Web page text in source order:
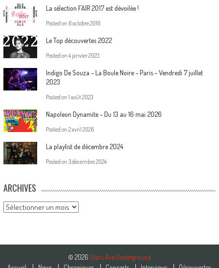
La sélection FAIR 2017 est dévoilée !
Posted on 6 octobre 2016
Le Top découvertes 2022
Posted on 4 janvier 2023
Indigo De Souza – La Boule Noire – Paris – Vendredi 7 juillet
2023
Posted on 1 août 2023
Napoleon Dynamite – Du 13 au 16 mai 2026
Posted on 2 avril 2026
La playlist de décembre 2024
Posted on 3 décembre 2024
ARCHIVES
Archives
© 2026 Stars Are Underground